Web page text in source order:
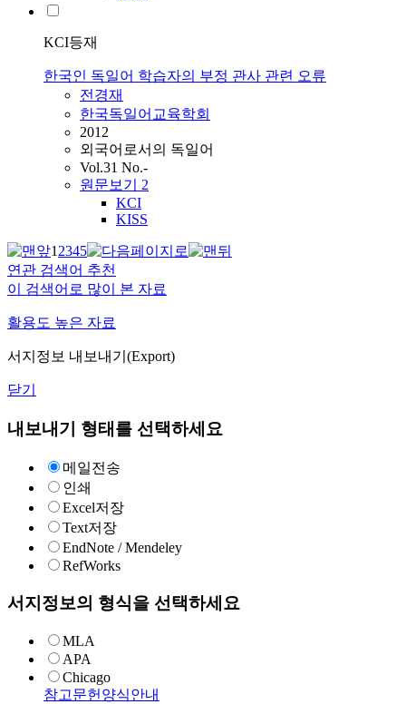
KCI등재
한국인 독일어 학습자의 부정 관사 관련 오류
전경재
한국독일어교육학회
2012
외국어로서의 독일어
Vol.31 No.-
원문보기 2
KCI
KISS
12345
연관 검색어 추천
이 검색어로 많이 본 자료
활용도 높은 자료
서지정보 내보내기(Export)
닫기
내보내기 형태를 선택하세요
메일전송
인쇄
Excel저장
Text저장
EndNote / Mendeley
RefWorks
서지정보의 형식을 선택하세요
MLA
APA
Chicago
참고문헌양식안내